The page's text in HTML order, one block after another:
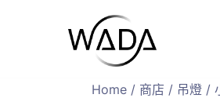
緯達燈飾
緯達燈飾企業行
Home / 商店 / 吊燈 /